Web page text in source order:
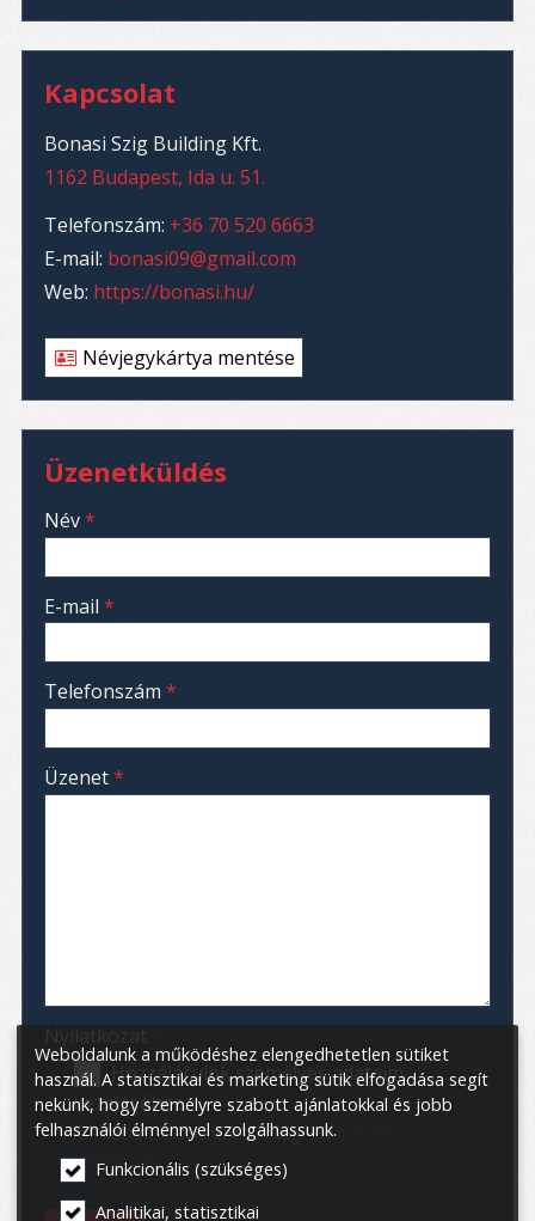
Kapcsolat
Bonasi Szig Building Kft.
1162 Budapest, Ida u. 51.
Telefonszám: +36 70 520 6663
E-mail: bonasi09@gmail.com
Web: https://bonasi.hu/
Névjegykártya mentése
Üzenetküldés
-
-
Név*
E-mail *
Telefonszám *
Üzenet*
Hozzájárulok személyes adataim
kezeléséhez.
Ide kattintva tekinthető meg:Adatvédelmi
nyilatkozat
Weboldalunk a működéshez elengedhetetlen sütiket
használ. A statisztikai és marketing sütik elfogadása segít
nekünk, hogy személyre szabott ajánlatokkal és jobb
felhasználói élménnyel szolgálhassunk.
Funkcionális (szükséges)
Analitikai, statisztikai